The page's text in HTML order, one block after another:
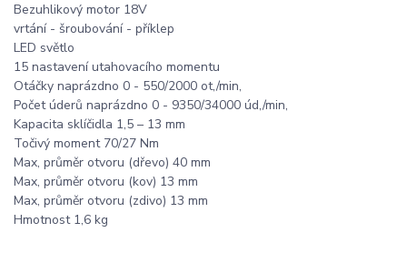
Bezuhlikový motor 18V
vrtání - šroubování - příklep
LED světlo
15 nastavení utahovacího momentu
Otáčky naprázdno 0 - 550/2000 ot,/min,
Počet úderů naprázdno 0 - 9350/34000 úd,/min,
Kapacita sklíčidla 1,5 – 13 mm
Točivý moment 70/27 Nm
Max, průměr otvoru (dřevo) 40 mm
Max, průměr otvoru (kov) 13 mm
Max, průměr otvoru (zdivo) 13 mm
Hmotnost 1,6 kg